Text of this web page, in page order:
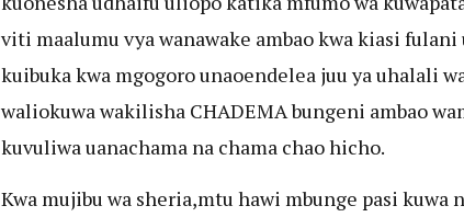
viti maalumu vya wanawake ambao kwa kiasi fulani
kuibuka kwa mgogoro unaoendelea juu ya uhalali
waliokuwa wakilisha CHADEMA bungeni ambao
kuvuliwa uanachama na chama chao hicho.
Kwa mujibu wa sheria,mtu hawi mbunge pasi kuwa